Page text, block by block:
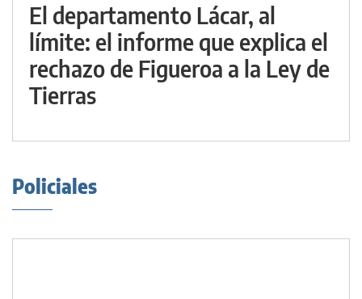
El departamento Lácar, al
límite: el informe que explica el
rechazo de Figueroa a la Ley de
Tierras
Policiales